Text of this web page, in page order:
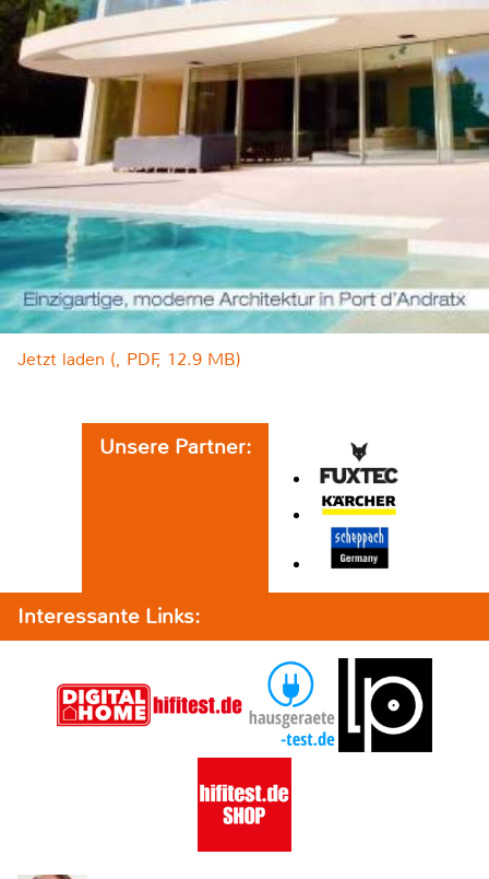
Jetzt laden (, PDF, 12.9 MB)
Unsere Partner:
Interessante Links: